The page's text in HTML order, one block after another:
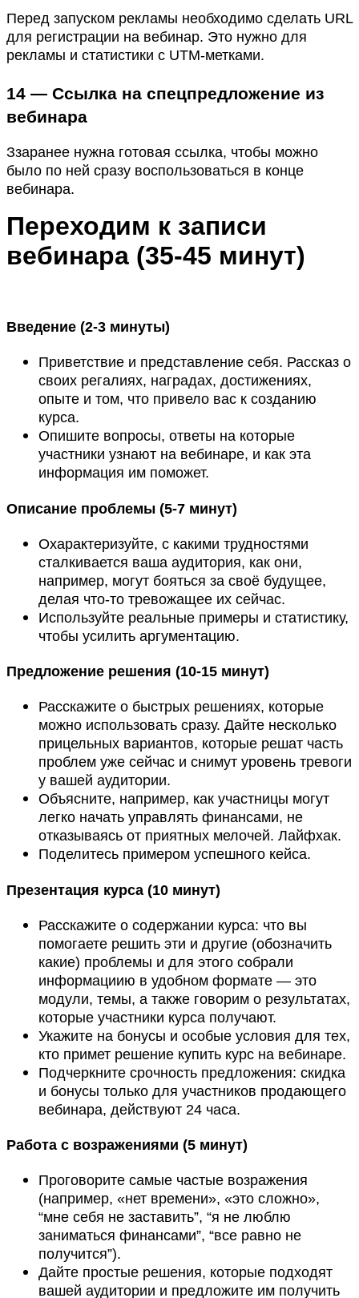
Перед запуском рекламы необходимо сделать URL
для регистрации на вебинар. Это нужно для
рекламы и статистики с UTM-метками.
14 — Ссылка на спецпредложение из
вебинара
Ззаранее нужна готовая ссылка, чтобы можно
было по ней сразу воспользоваться в конце
вебинара.
Переходим к записи
вебинара (35-45 минут)
Введение (2-3 минуты)
Приветствие и представление себя. Рассказ о
своих регалиях, наградах, достижениях,
опыте и том, что привело вас к созданию
курса.
Опишите вопросы, ответы на которые
участники узнают на вебинаре, и как эта
информация им поможет.
Описание проблемы (5-7 минут)
Охарактеризуйте, с какими трудностями
сталкивается ваша аудитория, как они,
например, могут бояться за своё будущее,
делая что-то тревожащее их сейчас.
Используйте реальные примеры и статистику,
чтобы усилить аргументацию.
Предложение решения (10-15 минут)
Расскажите о быстрых решениях, которые
можно использовать сразу. Дайте несколько
прицельных вариантов, которые решат часть
проблем уже сейчас и снимут уровень тревоги
у вашей аудитории.
Объясните, например, как участницы могут
легко начать управлять финансами, не
отказываясь от приятных мелочей. Лайфхак.
Поделитесь примером успешного кейса.
Презентация курса (10 минут)
Расскажите о содержании курса: что вы
помогаете решить эти и другие (обозначить
какие) проблемы и для этого собрали
информациию в удобном формате — это
модули, темы, а также говорим о результатах,
которые участники курса получают.
Укажите на бонусы и особые условия для тех,
кто примет решение купить курс на вебинаре.
Подчеркните срочность предложения: скидка
и бонусы только для участников продающего
вебинара, действуют 24 часа.
Работа с возражениями (5 минут)
Проговорите самые частые возражения
(например, «нет времени», «это сложно»,
“мне себя не заставить”, “я не люблю
заниматься финансами”, “все равно не
получится”).
Дайте простые решения, которые подходят
вашей аудитории и предложите им получить